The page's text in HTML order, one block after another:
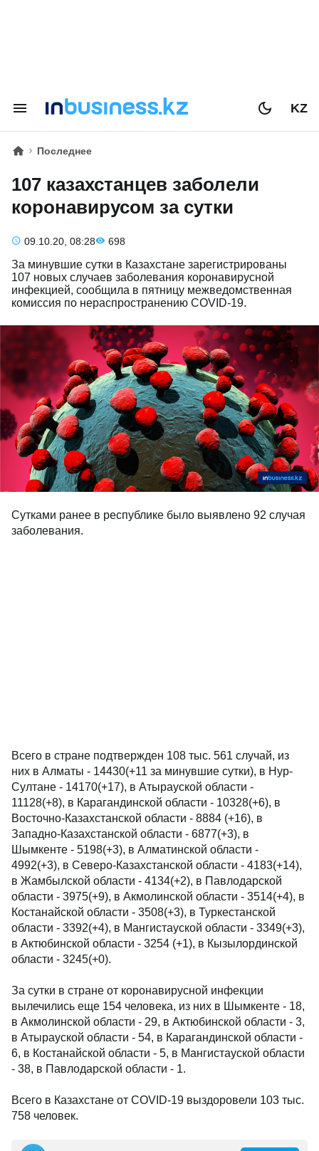
KZ
Последнее
107 казахстанцев заболели
коронавирусом за сутки
09.10.20, 08:28 698
За минувшие сутки в Казахстане зарегистрированы
107 новых случаев заболевания коронавирусной
инфекцией, сообщила в пятницу межведомственная
комиссия по нераспространению COVID-19.
Сутками ранее в республике было выявлено 92 случая
заболевания.
Всего в стране подтвержден 108 тыс. 561 случай, из
них в Алматы - 14430(+11 за минувшие сутки), в Нур-
Султане - 14170(+17), в Атырауской области -
11128(+8), в Карагандинской области - 10328(+6), в
Восточно-Казахстанской области - 8884 (+16), в
Западно-Казахстанской области - 6877(+3), в
Шымкенте - 5198(+3), в Алматинской области -
4992(+3), в Северо-Казахстанской области - 4183(+14),
в Жамбылской области - 4134(+2), в Павлодарской
области - 3975(+9), в Акмолинской области - 3514(+4), в
Костанайской области - 3508(+3), в Туркестанской
области - 3392(+4), в Мангистауской области - 3349(+3),
в Актюбинской области - 3254 (+1), в Кызылординской
области - 3245(+0).
За сутки в стране от коронавирусной инфекции
вылечились еще 154 человека, из них в Шымкенте - 18,
в Акмолинской области - 29, в Актюбинской области - 3,
в Атырауской области - 54, в Карагандинской области -
6, в Костанайской области - 5, в Мангистауской области
- 38, в Павлодарской области - 1.
Всего в Казахстане от COVID-19 выздоровели 103 тыс.
758 человек.